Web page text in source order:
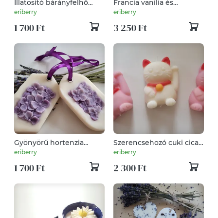
Illatosító bárányfelhő
illatviasz szekrénybe
eriberry
1 700 Ft
Francia vanília és
levendula illatgyertya
eriberry
3 250 Ft
Gyönyörű hortenzia
illatviasz illatosító Anyák
napjára
eriberry
1 700 Ft
Szerencsehozó cuki cica
gyertya több illatban
eriberry
2 300 Ft